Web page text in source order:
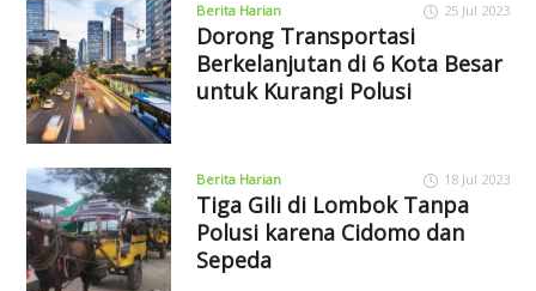
Berita Harian 25 Jul 2023
Dorong Transportasi
Berkelanjutan di 6 Kota Besar
untuk Kurangi Polusi
Berita Harian 18 Jul 2023
Tiga Gili di Lombok Tanpa
Polusi karena Cidomo dan
Sepeda